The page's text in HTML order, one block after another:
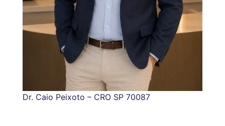
Dr. Caio Peixoto – CRO SP 70087